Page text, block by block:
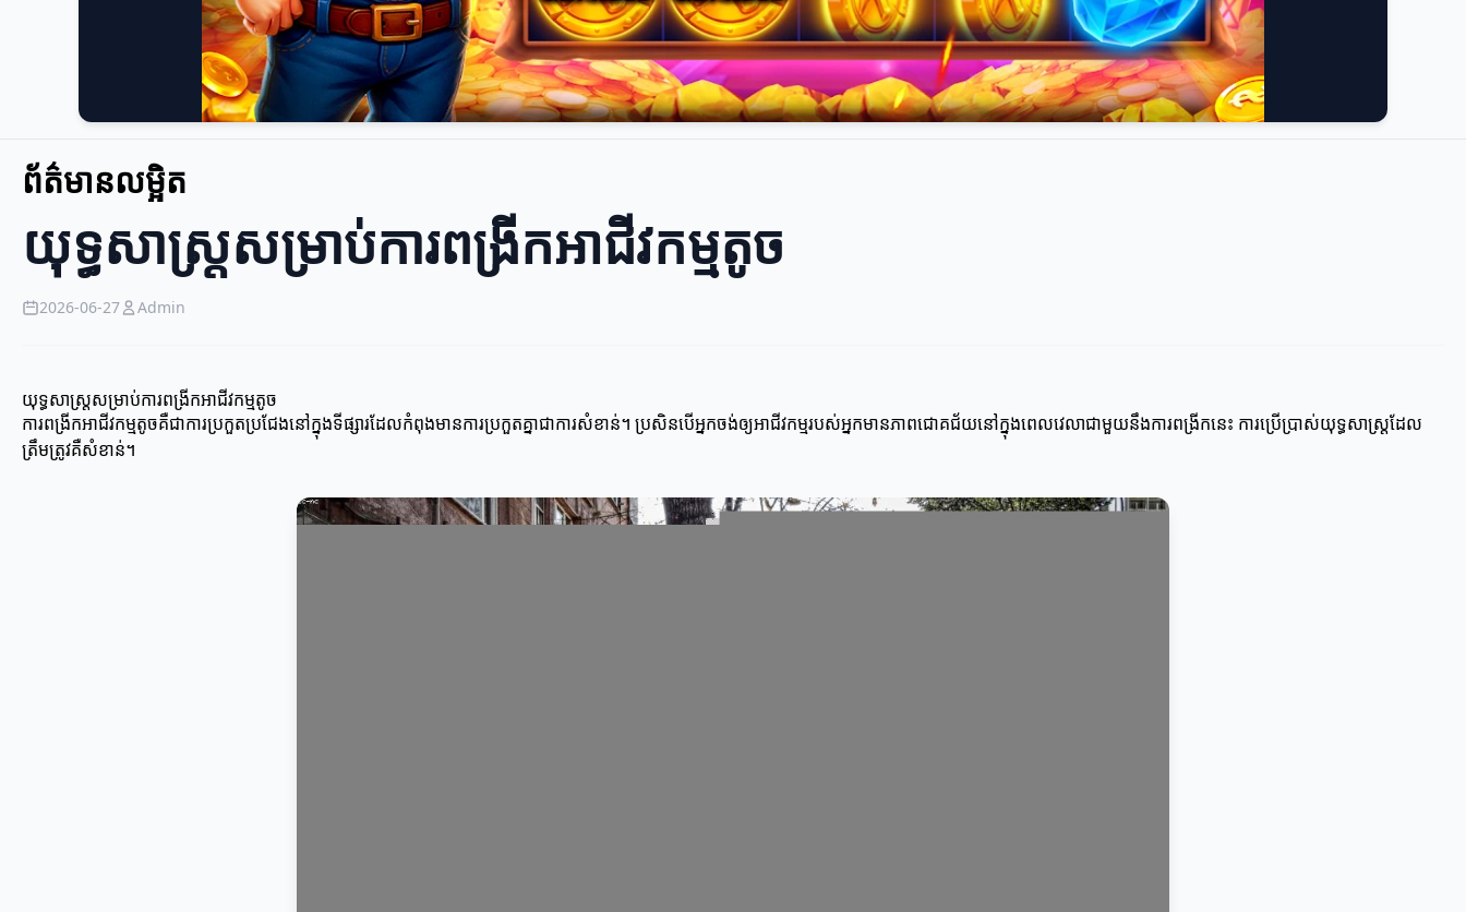
ព័ត៌មានលម្អិត
យុទ្ធសាស្ត្រសម្រាប់ការពង្រីកអាជីវកម្មតូច
2026-06-27 Admin
យុទ្ធសាស្ត្រសម្រាប់ការពង្រីកអាជីវកម្មតូច
ការពង្រីកអាជីវកម្មតូចគឺជាការប្រកួតប្រជែងនៅក្នុងទីផ្សារដែលកំពុងមានការប្រកួតគ្នាជាការសំខាន់។ ប្រសិនបើអ្នកចង់ឲ្យអាជីវកម្មរបស់អ្នកមានភាពជោគជ័យនៅក្នុងពេលវេលាជាមួយនឹងការពង្រីកនេះ ការប្រើប្រាស់យុទ្ធសាស្ត្រដែល
ត្រឹមត្រូវគឺសំខាន់។